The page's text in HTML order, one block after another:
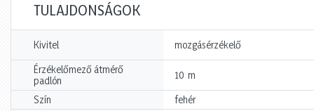
TULAJDONSÁGOK
Kivitel mozgásérzékelő
Érzékelőmező átmérő
padlón
10 m
Szín fehér